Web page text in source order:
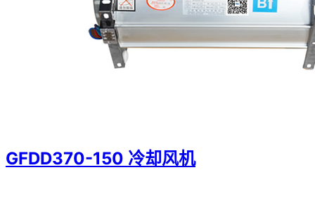
GFDD370-150 冷却风机